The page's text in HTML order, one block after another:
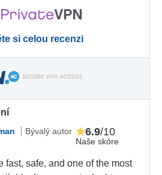
si celou recenzi
Bývalý autor
Naše skóre
6.9/10
fast, safe, and one of the most